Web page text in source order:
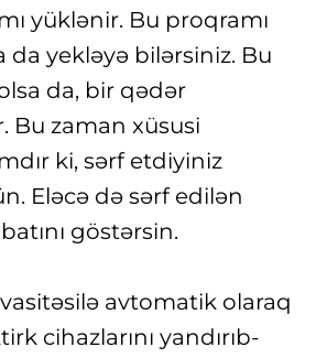
yüklənir. Bu proqramı
yekləyə bilərsiniz. Bu
da, bir qədər
Bu zaman xüsusi
ki, sərf etdiyiniz
Eləcə də sərf edilən
göstərsin.
avtomatik olaraq
cihazlarını yandırıb-